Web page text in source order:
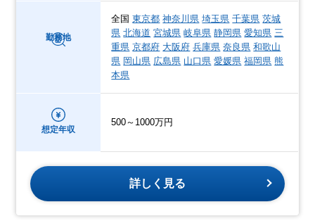
勤務地
全国東京都 神奈川県 埼玉県 千葉県 茨城
県 北海道 宮城県 岐阜県 静岡県 愛知県 三
重県 京都府 大阪府 兵庫県 奈良県 和歌山
県 岡山県 広島県 山口県 愛媛県 福岡県 熊
本県
想定年収
500～1000万円
詳しく見る